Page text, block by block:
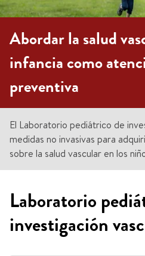
Abordar la salud
infancia como
preventiva
El Laboratorio pediátrico de
medidas no invasivas para
sobre la salud vascular en los
Laboratorio
investigación